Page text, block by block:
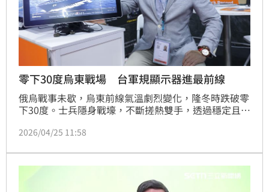
零下30度烏東戰場 台軍規顯示器進最前線
俄烏戰事未歇，烏東前線氣溫劇烈變化，隆冬時跌破零
下30度。士兵隱身戰壕，不斷搓熱雙手，透過穩定且耐
前線作戰體系中的關鍵一環。
2026/04/25 11:58